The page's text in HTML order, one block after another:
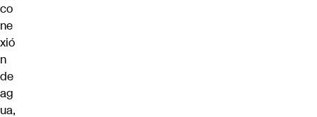
co
ne
xió
n
de
ag
ua,